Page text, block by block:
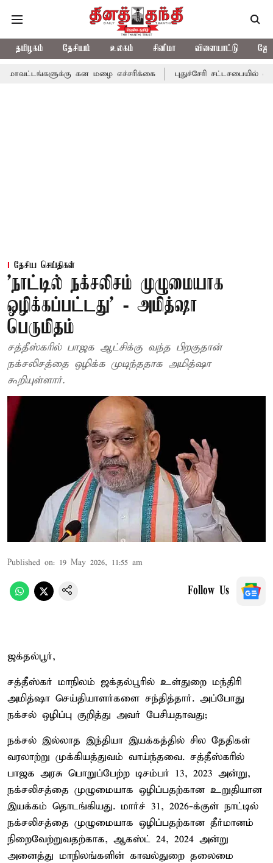
தமிழகம் தேசியம் உலகம் சினிமா விளையாட்டு
கன மழை எச்சரிக்கை புதுச்சேரி சட்டசபையில் வரும் 24ம்
தேசிய செய்திகள்
’நாட்டில் நக்சலிசம் முழுமையாக
ஒழிக்கப்பட்டது’ - அமித்ஷா
பெருமிதம்
சத்தீஸ்கரில் பாஜக ஆட்சிக்கு வந்த பிறகுதான்
நக்சலிசத்தை ஒழிக்க முடிந்ததாக அமித்ஷா
கூறியுள்ளார்.
Published on: 19 May 2026, 11:55 am
Follow Us
ஜக்தல்பூர்,
சத்தீஸ்கர் மாநிலம் ஜக்தல்பூரில் உள்துறை மந்திரி
அமித்ஷா செய்தியாளர்களை சந்தித்தார். அப்போது
நக்சல் ஒழிப்பு குறித்து அவர் பேசியதாவது;
நக்சல் இல்லாத இந்தியா இயக்கத்தில் சில தேதிகள்
வரலாற்று முக்கியத்துவம் வாய்ந்தவை. சத்தீஸ்கரில்
பாஜக அரசு பொறுப்பேற்ற டிசம்பர் 13, 2023 அன்று,
நக்சலிசத்தை முழுமையாக ஒழிப்பதற்கான உறுதியான
இயக்கம் தொடங்கியது. மார்ச் 31, 2026-க்குள் நாட்டில்
நக்சலிசத்தை முழுமையாக ஒழிப்பதற்கான தீர்மானம்
நிறைவேற்றுவதற்காக, ஆகஸ்ட் 24, 2024 அன்று
அனைத்து மாநிலங்களின் காவல்துறை தலைமை